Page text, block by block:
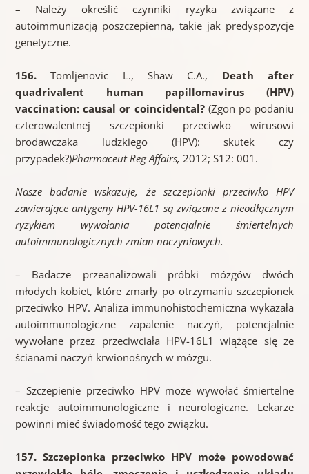
– Należy określić czynniki ryzyka związane z
autoimmunizacją poszczepienną, takie jak predyspozycje
genetyczne.
156.Tomljenovic L., Shaw C.A., Death after
quadrivalent human papillomavirus (HPV)
vaccination: causal or coincidental?(Zgon po podaniu
czterowalentnej szczepionki przeciwko wirusowi
brodawczaka ludzkiego (HPV): skutek czy
przypadek?)Pharmaceut Reg Affairs, 2012; S12: 001.
Nasze badanie wskazuje, że szczepionki przeciwko HPV
zawierające antygeny HPV-16L1 są związane z nieodłącznym
ryzykiem wywołania potencjalnie śmiertelnych
autoimmunologicznych zmian naczyniowych.
– Badacze przeanalizowali próbki mózgów dwóch
młodych kobiet, które zmarły po otrzymaniu szczepionek
przeciwko HPV. Analiza immunohistochemiczna wykazała
autoimmunologiczne zapalenie naczyń, potencjalnie
wywołane przez przeciwciała HPV-16L1 wiążące się ze
ścianami naczyń krwionośnych w mózgu.
– Szczepienie przeciwko HPV może wywołać śmiertelne
reakcje autoimmunologiczne i neurologiczne. Lekarze
powinni mieć świadomość tego związku.
157. Szczepionka przeciwko HPV może powodować